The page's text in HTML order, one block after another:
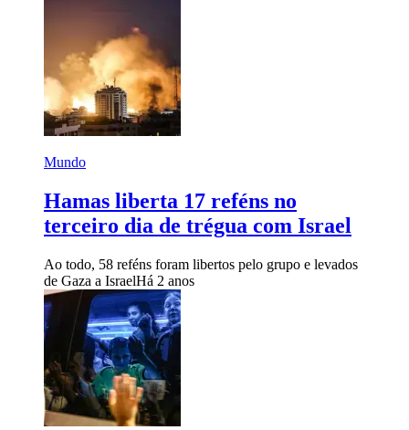
Mundo
Hamas liberta 17 reféns no
terceiro dia de trégua com Israel
Ao todo, 58 reféns foram libertos pelo grupo e levados
de Gaza a IsraelHá 2 anos